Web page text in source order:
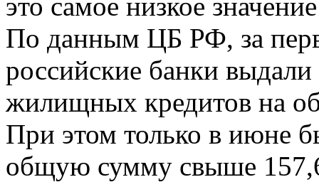
По данным ЦБ РФ, за
российские банки
жилищных кредитов на
При этом только в июне
общую сумму свыше